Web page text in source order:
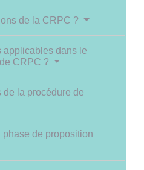
de la CRPC ?
applicables dans le
CRPC ?
de la procédure de
de proposition